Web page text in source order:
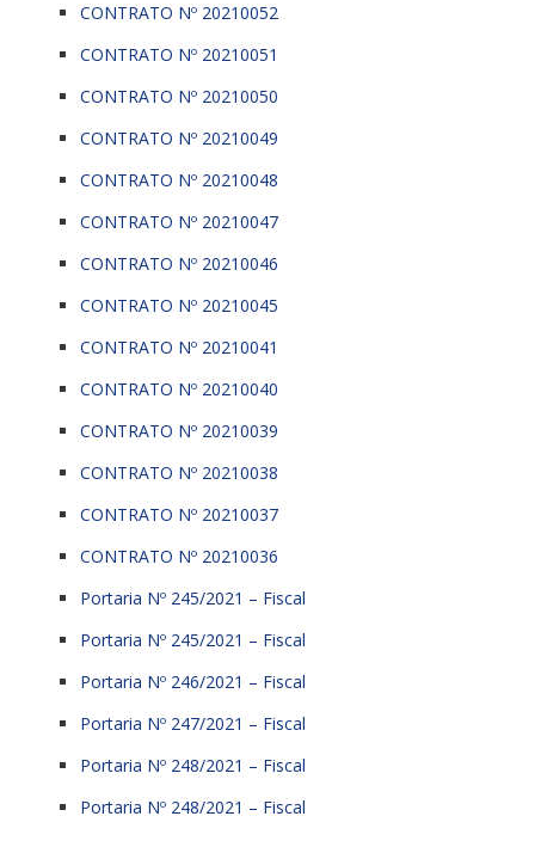
CONTRATO Nº 20210052
CONTRATO Nº 20210051
CONTRATO Nº 20210050
CONTRATO Nº 20210049
CONTRATO Nº 20210048
CONTRATO Nº 20210047
CONTRATO Nº 20210046
CONTRATO Nº 20210045
CONTRATO Nº 20210041
CONTRATO Nº 20210040
CONTRATO Nº 20210039
CONTRATO Nº 20210038
CONTRATO Nº 20210037
CONTRATO Nº 20210036
Portaria Nº 245/2021 – Fiscal
Portaria Nº 245/2021 – Fiscal
Portaria Nº 246/2021 – Fiscal
Portaria Nº 247/2021 – Fiscal
Portaria Nº 248/2021 – Fiscal
Portaria Nº 248/2021 – Fiscal